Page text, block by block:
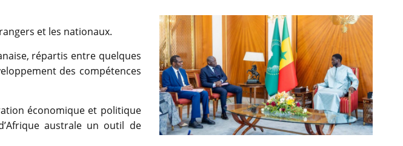
et les nationaux.
répartis entre quelques
des compétences
économique et politique
australe un outil de